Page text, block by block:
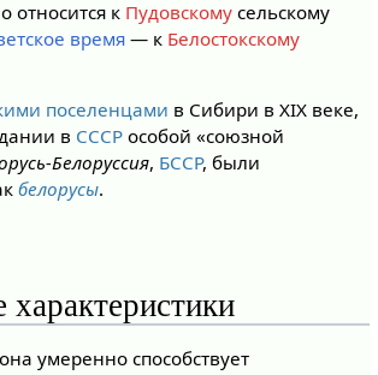
относится к Пудовскомусельскому
время— к Белостокскому
поселенцами в Сибири в XIX веке,
в СССРособой «союзной
Белоруссия, БССР, были
белорусы.
умеренно способствует